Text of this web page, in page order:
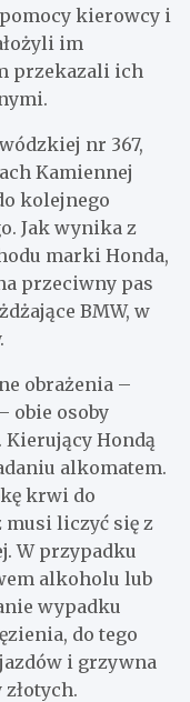
kierowcy i
im
przekazali ich
nr 367,
Kamiennej
kolejnego
Jak wynika z
marki Honda,
przeciwny pas
BMW, w
obrażenia –
obie osoby
Kierujący Hondą
alkomatem.
krwi do
musi liczyć się z
W przypadku
alkoholu lub
wypadku
do tego
i grzywna